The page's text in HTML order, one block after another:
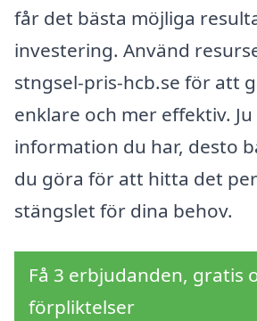
får det bästa möjliga
investering. Använd
stngsel-pris-hcb.se för att
enklare och mer effektiv.
information du har, desto
du göra för att hitta det
stängslet för dina behov.
Få 3 erbjudanden, gratis
förpliktelser